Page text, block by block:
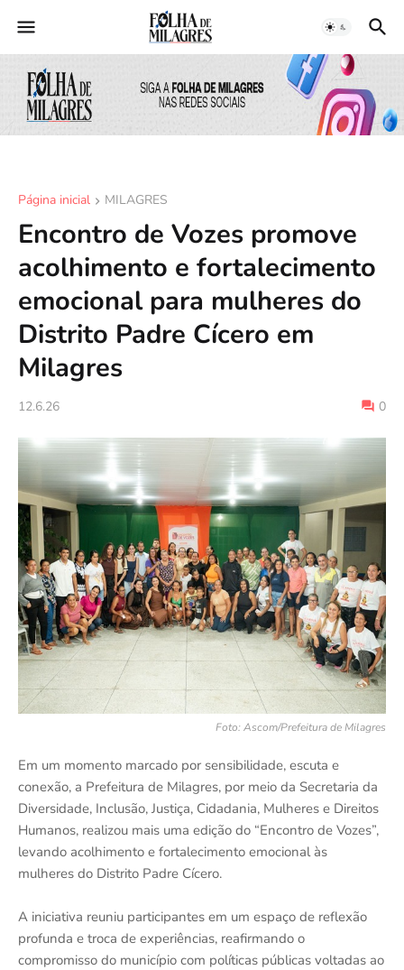
Página inicial MILAGRES
Encontro de Vozes promove
acolhimento e fortalecimento
emocional para mulheres do
Distrito Padre Cícero em
Milagres
12.6.26 0
Foto: Ascom/Prefeitura de Milagres
Em um momento marcado por sensibilidade, escuta e
conexão, a Prefeitura de Milagres, por meio da Secretaria da
Diversidade, Inclusão, Justiça, Cidadania, Mulheres e Direitos
Humanos, realizou mais uma edição do “Encontro de Vozes”,
levando acolhimento e fortalecimento emocional às
mulheres do Distrito Padre Cícero.
A iniciativa reuniu participantes em um espaço de reflexão
profunda e troca de experiências, reafirmando o
compromisso do município com políticas públicas voltadas ao